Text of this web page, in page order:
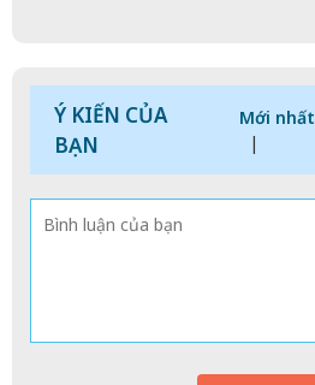
Ý KIẾN CỦA
BẠN
Mới nhất
|